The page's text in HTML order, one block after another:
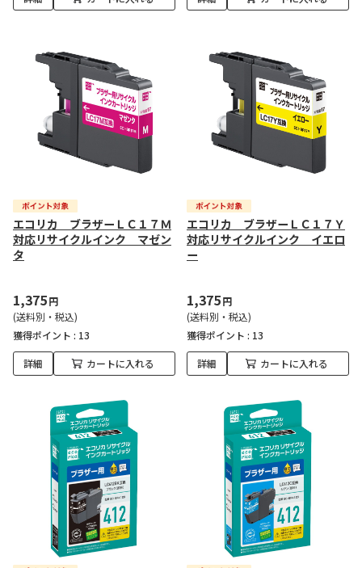
エコリカ ブラザーＬＣ１７Ｍ
対応リサイクルインク マゼン
タ
1,375円
(送料別・税込)
獲得ポイント : 13
詳細 カートに入れる
エコリカ ブラザーＬＣ１７Ｙ
対応リサイクルインク イエロ
ー
1,375円
(送料別・税込)
獲得ポイント : 13
詳細 カートに入れる